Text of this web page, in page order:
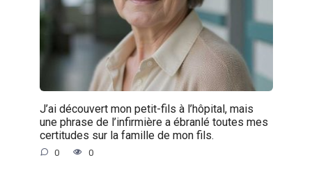
J’ai découvert mon petit-fils à l’hôpital, mais
une phrase de l’infirmière a ébranlé toutes mes
certitudes sur la famille de mon fils.
0 0